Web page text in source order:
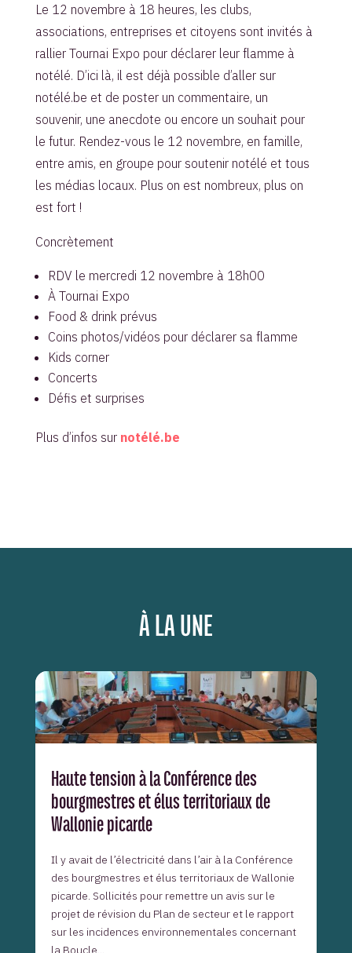
Le 12 novembre à 18 heures, les clubs,
associations, entreprises et citoyens sont invités à
rallier Tournai Expo pour déclarer leur flamme à
notélé. D’ici là, il est déjà possible d’aller sur
notélé.be et de poster un commentaire, un
souvenir, une anecdote ou encore un souhait pour
le futur. Rendez-vous le 12 novembre, en famille,
entre amis, en groupe pour soutenir notélé et tous
les médias locaux. Plus on est nombreux, plus on
est fort !
Concrètement
RDV le mercredi 12 novembre à 18h00
À Tournai Expo
Food & drink prévus
Coins photos/vidéos pour déclarer sa flamme
Kids corner
Concerts
Défis et surprises
Plus d’infos sur notélé.be
À LA UNE
Haute tension à la Conférence des
bourgmestres et élus territoriaux de
Wallonie picarde
Il y avait de l’électricité dans l’air à la Conférence
des bourgmestres et élus territoriaux de Wallonie
picarde. Sollicités pour remettre un avis sur le
projet de révision du Plan de secteur et le rapport
sur les incidences environnementales concernant
la Boucle...